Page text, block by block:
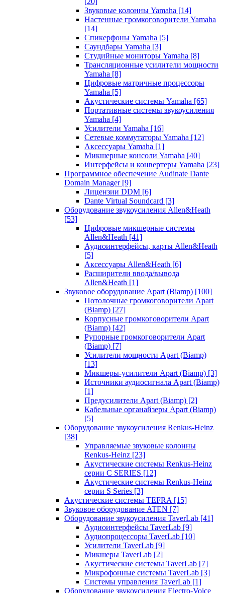
Звуковые колонны Yamaha [14]
Настенные громкоговорители Yamaha
[14]
Спикерфоны Yamaha [5]
Саундбары Yamaha [3]
Студийные мониторы Yamaha [8]
Трансляционные усилители мощности
Yamaha [8]
Цифровые матричные процессоры
Yamaha [5]
Акустические системы Yamaha [65]
Портативные системы звукоусиления
Yamaha [4]
Усилители Yamaha [16]
Сетевые коммутаторы Yamaha [12]
Аксессуары Yamaha [1]
Микшерные консоли Yamaha [40]
Интерфейсы и конвертеры Yamaha [23]
Программное обеспечение Audinate Dante
Domain Manager [9]
Лицензии DDM [6]
Dante Virtual Soundcard [3]
Оборудование звукоусиления Allen&Heath
[53]
Цифровые микшерные системы
Allen&Heath [41]
Аудиоинтерфейсы, карты Allen&Heath
[5]
Аксессуары Allen&Heath [6]
Расширители ввода/вывода
Allen&Heath [1]
Звуковое оборудование Apart (Biamp) [100]
Потолочные громкоговорители Apart
(Biamp) [27]
Корпусные громкоговорители Apart
(Biamp) [42]
Рупорные громкоговорители Apart
(Biamp) [7]
Усилители мощности Apart (Biamp)
[13]
Микшеры-усилители Apart (Biamp) [3]
Источники аудиосигнала Apart (Biamp)
[1]
Предусилители Apart (Biamp) [2]
Кабельные органайзеры Apart (Biamp)
[5]
Оборудование звукоусиления Renkus-Heinz
[38]
Управляемые звуковые колонны
Renkus-Heinz [23]
Акустические системы Renkus-Heinz
серии C SERIES [12]
Акустические системы Renkus-Heinz
серии S Series [3]
Акустические системы TEFRA [15]
Звуковое оборудование ATEN [7]
Оборудование звукоусиления TaverLab [41]
Аудиоинтерфейсы TaverLab [9]
Аудиопроцессоры TaverLab [10]
Усилители TaverLab [9]
Микшеры TaverLab [2]
Акустические системы TaverLab [7]
Микрофонные системы TaverLab [3]
Системы управления TaverLab [1]
Оборудование звукоусиления Electro-Voice